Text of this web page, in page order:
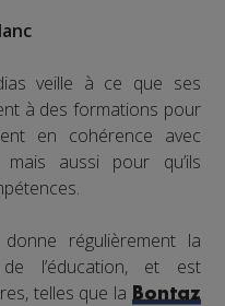
veille à ce que ses
à des formations pour
en cohérence avec
aussi pour qu’ils
régulièrement la
l’éducation, et est
telles que la
Bontaz